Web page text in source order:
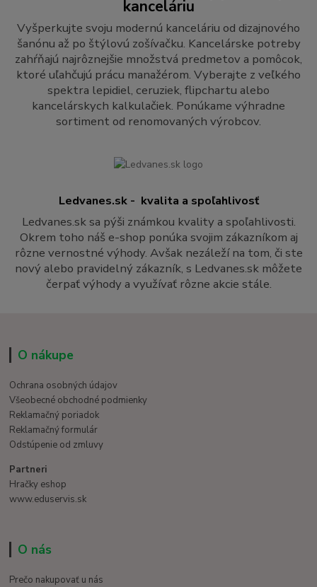
kanceláriu
Vyšperkujte svoju modernú kanceláriu od dizajnového
šanónu až po štýlovú zošívačku. Kancelárske potreby
zahŕňajú najrôznejšie množstvá predmetov a pomôcok,
ktoré uľahčujú prácu manažérom. Vyberajte z veľkého
spektra lepidiel, ceruziek, flipchartu alebo
kancelárskych kalkulačiek. Ponúkame výhradne
sortiment od renomovaných výrobcov.
Ledvanes.sk - kvalita a spoľahlivosť
Ledvanes.sk sa pýši známkou kvality a spoľahlivosti.
Okrem toho náš e-shop ponúka svojim zákazníkom aj
rôzne vernostné výhody. Avšak nezáleží na tom, či ste
nový alebo pravidelný zákazník, s Ledvanes.sk môžete
čerpať výhody a využívať rôzne akcie stále.
O nákupe
Ochrana osobných údajov
Všeobecné obchodné podmienky
Reklamačný poriadok
Reklamačný formulár
Odstúpenie od zmluvy
Partneri
Hračky eshop
www.eduservis.sk
O nás
Prečo nakupovať u nás